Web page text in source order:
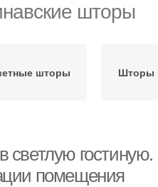
шторы
шторы Шторы
светлую
помещения